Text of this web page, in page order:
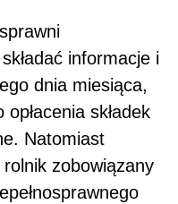
informacje i
dnia miesiąca,
składek
Natomiast
rolnik zobowiązany